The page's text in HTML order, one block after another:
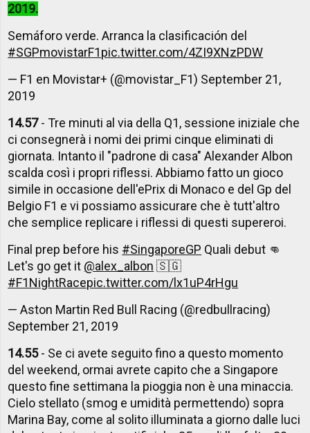
2019.
Semáforo verde. Arranca la clasificación del
#SGPmovistarF1pic.twitter.com/4ZI9XNzPDW
— F1 en Movistar+ (@movistar_F1) September 21,
2019
14.57- Tre minuti al via della Q1, sessione iniziale che
ci consegnerà i nomi dei primi cinque eliminati di
giornata. Intanto il "padrone di casa" Alexander Albon
scalda così i propri riflessi. Abbiamo fatto un gioco
simile in occasione dell'ePrix di Monaco e del Gp del
Belgio F1 e vi possiamo assicurare che è tutt'altro
che semplice replicare i riflessi di questi supereroi.
Final prep before his #SingaporeGP Quali debut 👊
Let's go get it @alex_albon 🇸🇬
#F1NightRacepic.twitter.com/lx1uP4rHgu
— Aston Martin Red Bull Racing (@redbullracing)
September 21, 2019
14.55- Se ci avete seguito fino a questo momento
del weekend, ormai avrete capito che a Singapore
questo fine settimana la pioggia non è una minaccia.
Cielo stellato (smog e umidità permettendo) sopra
Marina Bay, come al solito illuminata a giorno dalle luci